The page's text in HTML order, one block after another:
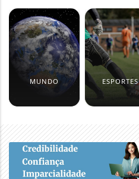
MUNDO ESPORTES